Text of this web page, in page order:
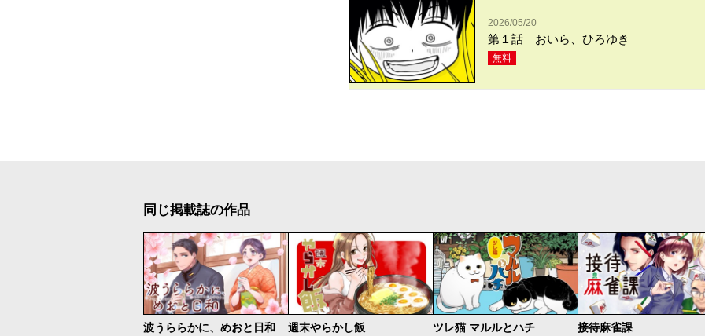
2026/05/20
第１話 おいら、ひろゆき
無料
同じ掲載誌の作品
波うららかに、めおと日和 週末やらかし飯 ツレ猫 マルルとハチ 接待麻雀課